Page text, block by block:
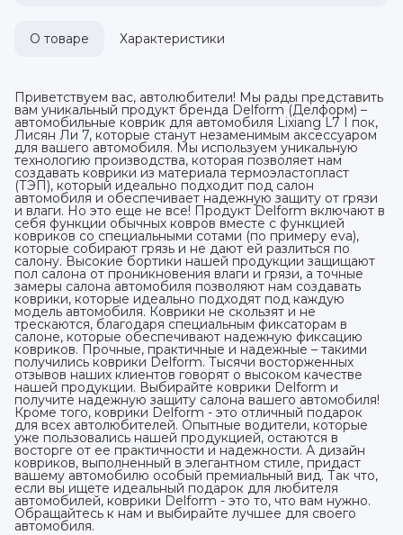
О товаре Характеристики
Приветствуем вас, автолюбители! Мы рады представить
вам уникальный продукт бренда Delform (Делформ) –
автомобильные коврик для автомобиля Lixiang L7 I пок,
Лисян Ли 7, которые станут незаменимым аксессуаром
для вашего автомобиля. Мы используем уникальную
технологию производства, которая позволяет нам
создавать коврики из материала термоэластопласт
(ТЭП), который идеально подходит под салон
автомобиля и обеспечивает надежную защиту от грязи
и влаги. Но это еще не все! Продукт Delform включают в
себя функции обычных ковров вместе с функцией
ковриков со специальными сотами (по примеру eva),
которые собирают грязь и не дают ей разлиться по
салону. Высокие бортики нашей продукции защищают
пол салона от проникновения влаги и грязи, а точные
замеры салона автомобиля позволяют нам создавать
коврики, которые идеально подходят под каждую
модель автомобиля. Коврики не скользят и не
трескаются, благодаря специальным фиксаторам в
салоне, которые обеспечивают надежную фиксацию
ковриков. Прочные, практичные и надежные – такими
получились коврики Delform. Тысячи восторженных
отзывов наших клиентов говорят о высоком качестве
нашей продукции. Выбирайте коврики Delform и
получите надежную защиту салона вашего автомобиля!
Кроме того, коврики Delform - это отличный подарок
для всех автолюбителей. Опытные водители, которые
уже пользовались нашей продукцией, остаются в
восторге от ее практичности и надежности. А дизайн
ковриков, выполненный в элегантном стиле, придаст
вашему автомобилю особый премиальный вид. Так что,
если вы ищете идеальный подарок для любителя
автомобилей, коврики Delform - это то, что вам нужно.
Обращайтесь к нам и выбирайте лучшее для своего
автомобиля.